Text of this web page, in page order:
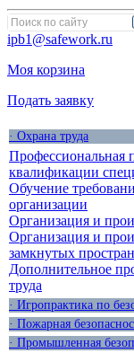
ipb1@safework.ru
Моя корзина
Подать заявку
· Охрана труда
Профессиональная
квалификации
Обучение
организации
Организация и
Организация и
замкнутых
Дополнительное
труда
· Игропрактика по
· Пожарная
· Промышленная